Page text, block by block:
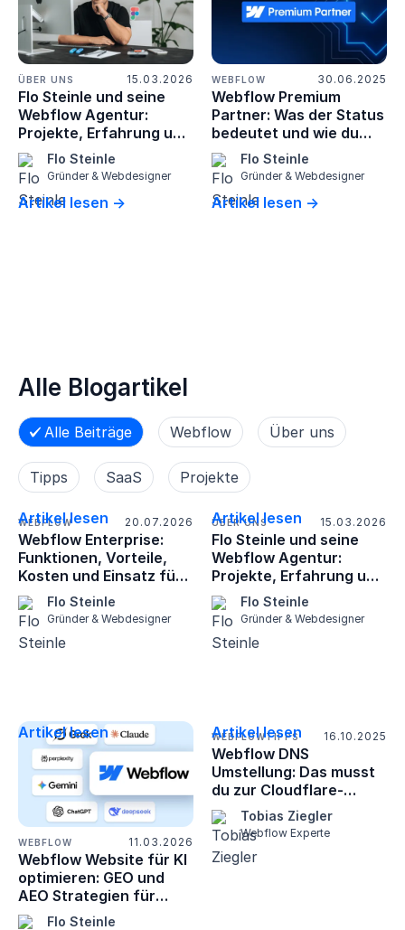
ÜBER UNS 15.03.2026
Flo Steinle und seine
Webflow Agentur:
Projekte, Erfahrung und
Erfolgsgeschichte
Flo Steinle
Gründer & Webdesigner
Artikel lesen →
WEBFLOW 30.06.2025
Webflow Premium
Partner: Was der Status
bedeutet und wie du
profitierst
Flo Steinle
Gründer & Webdesigner
Artikel lesen →
Alle Blogartikel
Alle Beiträge Webflow Über uns
Tipps SaaS Projekte
WEBFLOW 20.07.2026
Webflow Enterprise:
Funktionen, Vorteile,
Kosten und Einsatz für
Unternehmen
Artikel lesen
Flo Steinle
Gründer & Webdesigner
ÜBER UNS 15.03.2026
Flo Steinle und seine
Webflow Agentur:
Projekte, Erfahrung und
Erfolgsgeschichte
Artikel lesen
Flo Steinle
Gründer & Webdesigner
WEBFLOW 11.03.2026
Webflow Website für KI
optimieren: GEO und
AEO Strategien für
maximale Sichtbarkeit
Artikel lesen
Flo Steinle
WEBFLOWTIPPS 16.10.2025
Webflow DNS
Umstellung: Das musst
du zur Cloudflare-
Migration wissen
Artikel lesen
Tobias Ziegler
Webflow Experte